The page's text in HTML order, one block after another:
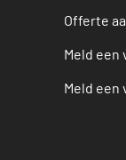
Offerte
Meld
Meld